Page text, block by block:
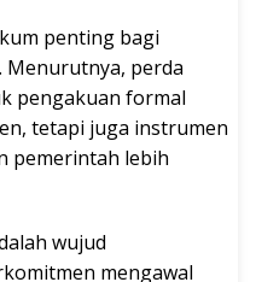
penting bagi
perda
pengakuan formal
tetapi juga instrumen
pemerintah lebih
wujud
mengawal